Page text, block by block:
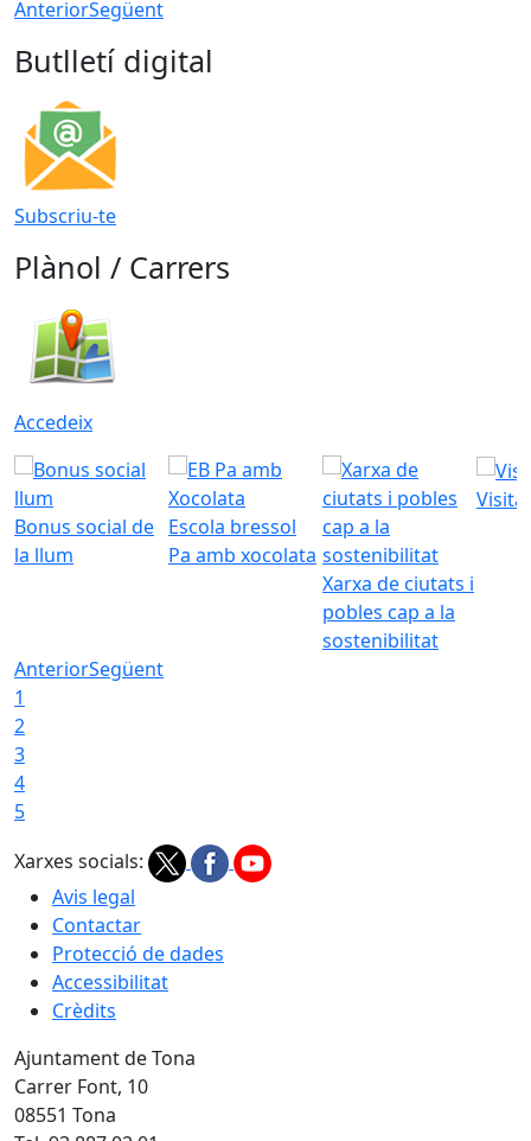
AnteriorSegüent
Butlletí digital
Subscriu-te
Plànol / Carrers
Accedeix
Bonus social de
la llum
Escola bressol
Pa amb xocolata
Xarxa de ciutats i
pobles cap a la
sostenibilitat
Visita
AnteriorSegüent
1
2
3
4
5
Xarxes socials:
Avis legal
Contactar
Protecció de dades
Accessibilitat
Crèdits
Ajuntament de Tona
Carrer Font, 10
08551 Tona